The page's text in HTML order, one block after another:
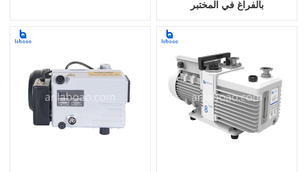
بالفراغ في المختبر